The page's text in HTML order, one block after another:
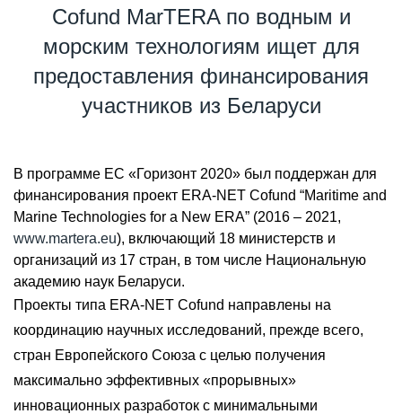
Cofund MarTERA по водным и
морским технологиям ищет для
предоставления финансирования
участников из Беларуси
В программе ЕС «Горизонт 2020» был поддержан для
финансирования проект ERA-NET Cofund “Maritime and
Marine Technologies for a New ERA” (2016 – 2021,
www.martera.eu), включающий 18 министерств и
организаций из 17 стран, в том числе Национальную
академию наук Беларуси.
Проекты типа ERA-NET Cofund направлены на
координацию научных исследований, прежде всего,
стран Европейского Союза с целью получения
максимально эффективных «прорывных»
инновационных разработок с минимальными